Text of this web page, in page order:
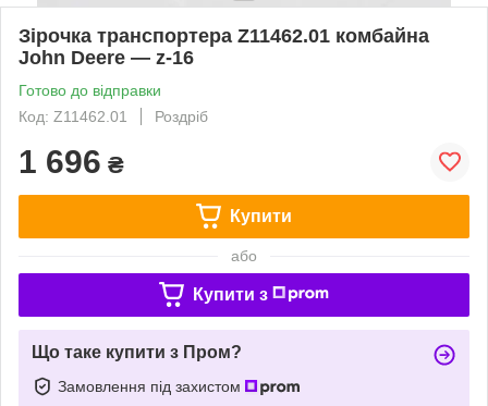
Зірочка транспортера Z11462.01 комбайна
John Deere — z-16
Готово до відправки
Код: Z11462.01
Роздріб
1 696 ₴
Купити
або
Купити з
Що таке купити з Пром?
Замовлення під захистом